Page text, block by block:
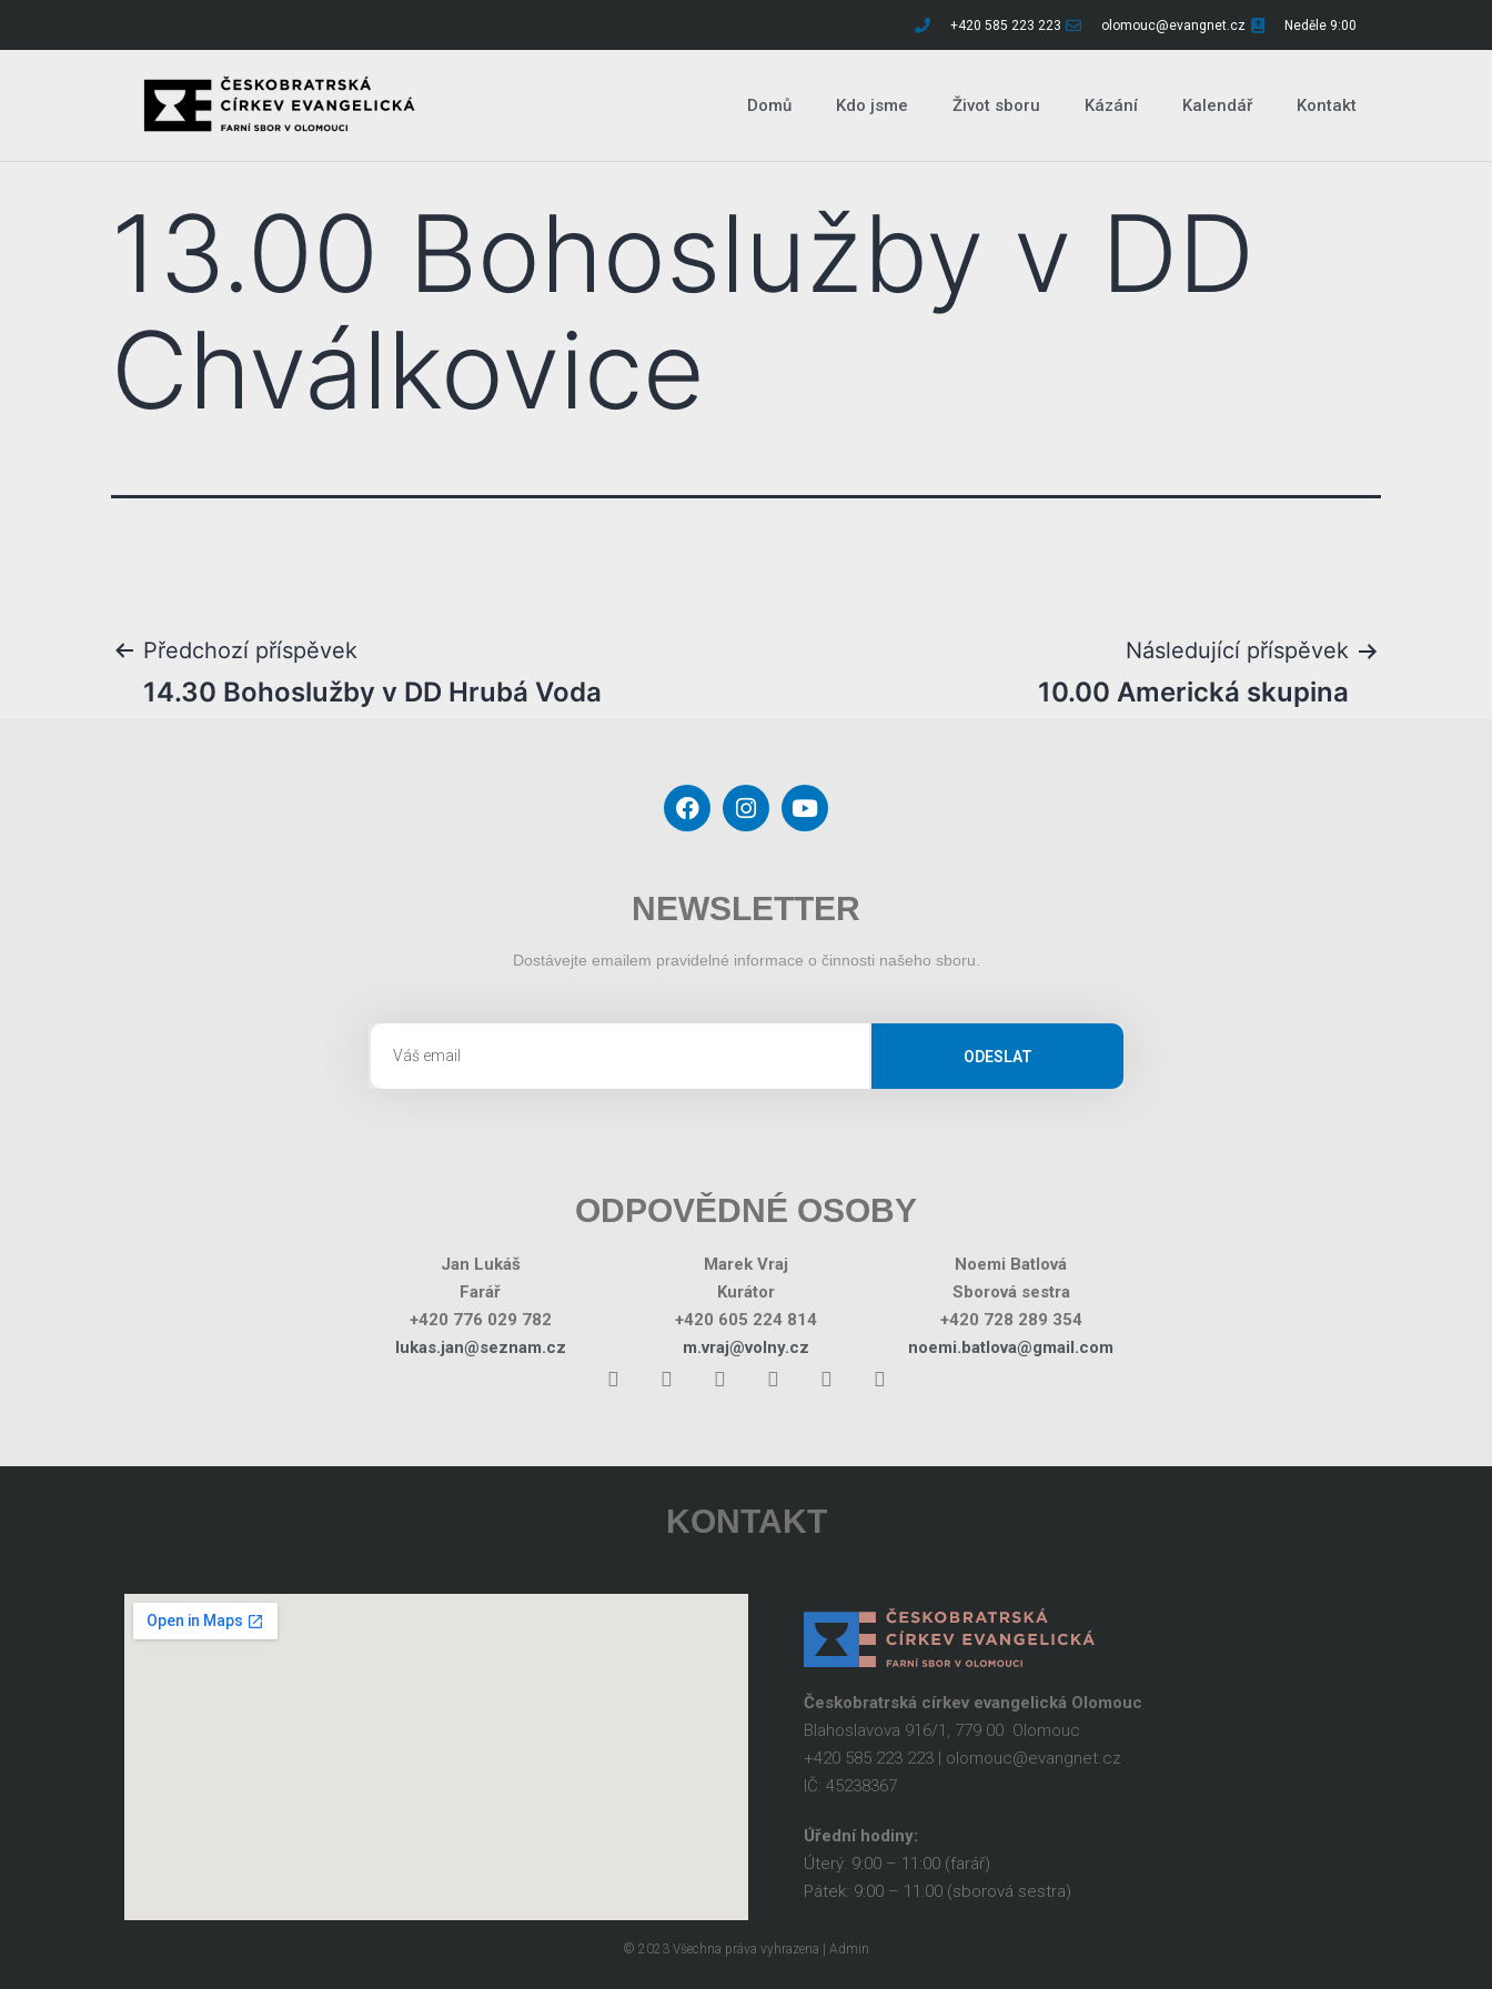
+420 585 223 223 olomouc@evangnet.cz Neděle 9:00
Domů Kdo jsme Život sboru Kázání Kalendář Kontakt
13.00 Bohoslužby v DD
Chválkovice
Předchozí příspěvek
14.30 Bohoslužby v DD Hrubá Voda
Následující příspěvek
10.00 Americká skupina
NEWSLETTER
Dostávejte emailem pravidelné informace o činnosti našeho sboru.
ODESLAT
ODPOVĚDNÉ OSOBY
Jan Lukáš
Farář
+420 776 029 782
lukas.jan@seznam.cz
Marek Vraj
Kurátor
+420 605 224 814
m.vraj@volny.cz
Noemi Batlová
Sborová sestra
+420 728 289 354
noemi.batlova@gmail.com
KONTAKT
Českobratrská církev evangelická Olomouc
Blahoslavova 916/1, 779 00 Olomouc
+420 585 223 223 | olomouc@evangnet.cz
IČ: 45238367
Úřední hodiny:
Úterý: 9:00 – 11:00 (farář)
Pátek: 9:00 – 11:00 (sborová sestra)
© 2023 Všechna práva vyhrazena | Admin